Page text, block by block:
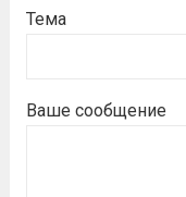
Тема
Ваше сообщение